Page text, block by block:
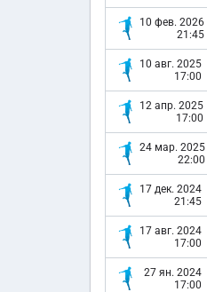
10 фев. 2026
21:45
10 авг. 2025
17:00
12 апр. 2025
17:00
24 мар. 2025
22:00
17 дек. 2024
21:45
17 авг. 2024
17:00
27 ян. 2024
17:00